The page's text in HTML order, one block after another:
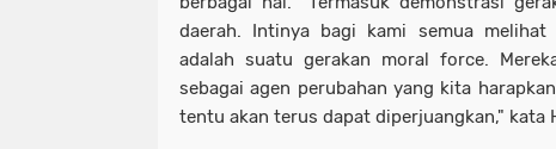
daerah. Intinya bagi kami semua melihat
adalah suatu gerakan moral force.
sebagai agen perubahan yang kita
tentu akan terus dapat diperjuangkan," kata